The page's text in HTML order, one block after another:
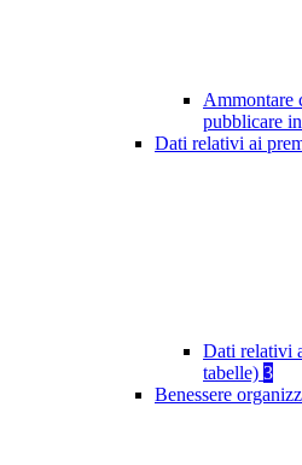
Ammontare
pubblicare
Dati relativi ai
Dati relativi
tabelle) 3
Benessere